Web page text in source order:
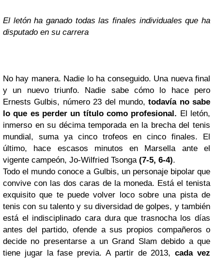
El letón ha ganado todas las finales individuales que ha
disputado en su carrera
No hay manera. Nadie lo ha conseguido. Una nueva final
y un nuevo triunfo. Nadie sabe cómo lo hace pero
Ernests Gulbis, número 23 del mundo,todavía no sabe
lo que es perder un título como profesional. El letón,
inmerso en su décima temporada en la brecha del tenis
mundial, suma ya cinco trofeos en cinco finales. El
último, hace escasos minutos en Marsella ante el
vigente campeón, Jo-Wilfried Tsonga (7-5, 6-4).
Todo el mundo conoce a Gulbis, un personaje bipolar que
convive con las dos caras de la moneda. Está el tenista
exquisito que te puede volver loco sobre una pista de
tenis con su talento y su diversidad de golpes, y también
está el indisciplinado cara dura que trasnocha los días
antes del partido, ofende a sus propios compañeros o
decide no presentarse a un Grand Slam debido a que
tiene jugar la fase previa. A partir de 2013,cada vez